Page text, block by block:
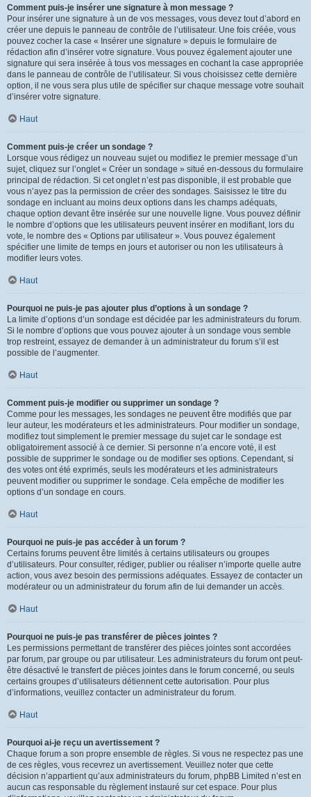
Comment puis-je insérer une signature à mon message ?
Pour insérer une signature à un de vos messages, vous devez tout d’abord en
créer une depuis le panneau de contrôle de l’utilisateur. Une fois créée, vous
pouvez cocher la case « Insérer une signature » depuis le formulaire de
rédaction afin d’insérer votre signature. Vous pouvez également ajouter une
signature qui sera insérée à tous vos messages en cochant la case appropriée
dans le panneau de contrôle de l’utilisateur. Si vous choisissez cette dernière
option, il ne vous sera plus utile de spécifier sur chaque message votre souhait
d’insérer votre signature.
Haut
Comment puis-je créer un sondage ?
Lorsque vous rédigez un nouveau sujet ou modifiez le premier message d’un
sujet, cliquez sur l’onglet « Créer un sondage » situé en-dessous du formulaire
principal de rédaction. Si cet onglet n’est pas disponible, il est probable que
vous n’ayez pas la permission de créer des sondages. Saisissez le titre du
sondage en incluant au moins deux options dans les champs adéquats,
chaque option devant être insérée sur une nouvelle ligne. Vous pouvez définir
le nombre d’options que les utilisateurs peuvent insérer en modifiant, lors du
vote, le nombre des « Options par utilisateur ». Vous pouvez également
spécifier une limite de temps en jours et autoriser ou non les utilisateurs à
modifier leurs votes.
Haut
Pourquoi ne puis-je pas ajouter plus d’options à un sondage ?
La limite d’options d’un sondage est décidée par les administrateurs du forum.
Si le nombre d’options que vous pouvez ajouter à un sondage vous semble
trop restreint, essayez de demander à un administrateur du forum s’il est
possible de l’augmenter.
Haut
Comment puis-je modifier ou supprimer un sondage ?
Comme pour les messages, les sondages ne peuvent être modifiés que par
leur auteur, les modérateurs et les administrateurs. Pour modifier un sondage,
modifiez tout simplement le premier message du sujet car le sondage est
obligatoirement associé à ce dernier. Si personne n’a encore voté, il est
possible de supprimer le sondage ou de modifier ses options. Cependant, si
des votes ont été exprimés, seuls les modérateurs et les administrateurs
peuvent modifier ou supprimer le sondage. Cela empêche de modifier les
options d’un sondage en cours.
Haut
Pourquoi ne puis-je pas accéder à un forum ?
Certains forums peuvent être limités à certains utilisateurs ou groupes
d’utilisateurs. Pour consulter, rédiger, publier ou réaliser n’importe quelle autre
action, vous avez besoin des permissions adéquates. Essayez de contacter un
modérateur ou un administrateur du forum afin de lui demander un accès.
Haut
Pourquoi ne puis-je pas transférer de pièces jointes ?
Les permissions permettant de transférer des pièces jointes sont accordées
par forum, par groupe ou par utilisateur. Les administrateurs du forum ont peut-
être désactivé le transfert de pièces jointes dans le forum concerné, ou seuls
certains groupes d’utilisateurs détiennent cette autorisation. Pour plus
d’informations, veuillez contacter un administrateur du forum.
Haut
Pourquoi ai-je reçu un avertissement ?
Chaque forum a son propre ensemble de règles. Si vous ne respectez pas une
de ces règles, vous recevrez un avertissement. Veuillez noter que cette
décision n’appartient qu’aux administrateurs du forum, phpBB Limited n’est en
aucun cas responsable du règlement instauré sur cet espace. Pour plus